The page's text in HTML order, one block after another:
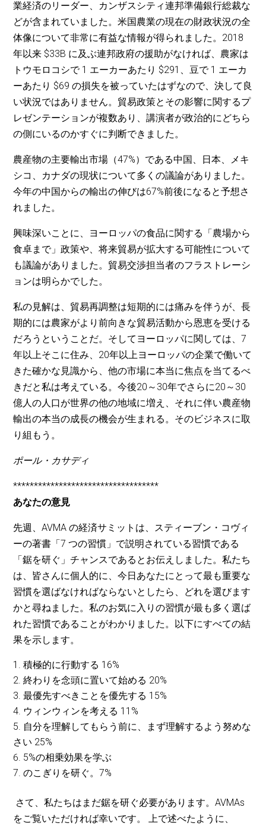
業経済のリーダー、カンザスシティ連邦準備銀行総裁な
どが含まれていました。米国農業の現在の財政状況の全
体像について非常に有益な情報が得られました。2018
年以来 $33B に及ぶ連邦政府の援助がなければ、農家は
トウモロコシで 1 エーカーあたり $291、豆で 1 エーカ
ーあたり $69 の損失を被っていたはずなので、決して良
い状況ではありません。貿易政策とその影響に関するプ
レゼンテーションが複数あり、講演者が政治的にどちら
の側にいるのかすぐに判断できました。
農産物の主要輸出市場（47%）である中国、日本、メキ
シコ、カナダの現状について多くの議論がありました。
今年の中国からの輸出の伸びは67%前後になると予想さ
れました。
興味深いことに、ヨーロッパの食品に関する「農場から
食卓まで」政策や、将来貿易が拡大する可能性について
も議論がありました。貿易交渉担当者のフラストレーシ
ョンは明らかでした。
私の見解は、貿易再調整は短期的には痛みを伴うが、長
期的には農家がより前向きな貿易活動から恩恵を受ける
だろうということだ。そしてヨーロッパに関しては、7
年以上そこに住み、20年以上ヨーロッパの企業で働いて
きた確かな見識から、他の市場に本当に焦点を当てるべ
きだと私は考えている。今後20～30年でさらに20～30
億人の人口が世界の他の地域に増え、それに伴い農産物
輸出の本当の成長の機会が生まれる。そのビジネスに取
り組もう。
ポール・カサディ
***********************************
あなたの意見
先週、AVMA の経済サミットは、スティーブン・コヴィ
ーの著書「7 つの習慣」で説明されている習慣である
「鋸を研ぐ」チャンスであるとお伝えしました。私たち
は、皆さんに個人的に、今日あなたにとって最も重要な
習慣を選ばなければならないとしたら、どれを選びます
かと尋ねました。私のお気に入りの習慣が最も多く選ば
れた習慣であることがわかりました。以下にすべての結
果を示します。
積極的に行動する 16%
終わりを念頭に置いて始める 20%
最優先すべきことを優先する 15%
ウィンウィンを考える 11%
自分を理解してもらう前に、まず理解するよう努めな
さい 25%
5%の相乗効果を学ぶ
のこぎりを研ぐ。7%
さて、私たちはまだ鋸を研ぐ必要があります。AVMAs
をご覧いただければ幸いです。
上で述べたように、